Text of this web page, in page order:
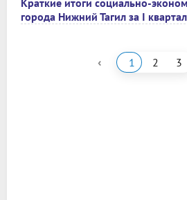
Краткие итоги социально-
города Нижний Тагил за I
‹ 1 2 3